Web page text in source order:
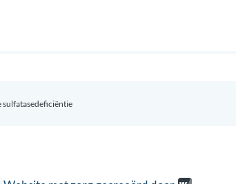
sulfatasedeficiëntie